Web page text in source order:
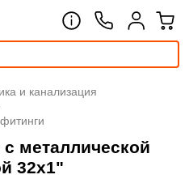
и канализация
с металлической
32х1"